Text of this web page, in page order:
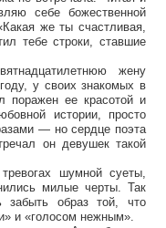
себе божественной
же ты счастливая,
тебе строки, ставшие
жену
у своих знакомых в
поражен ее красотой и
истории, просто
— но сердце поэта
он девушек такой
шумной суеты,
милые черты. Так
забыть образ той, что
и «голосом нежным».